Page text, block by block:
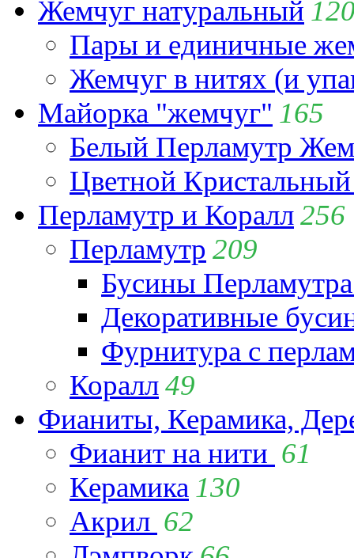
Жемчуг натуральный
Пары и единичные
Жемчуг в нитях (и
Майорка "жемчуг" 165
Белый Перламутр
Цветной
Перламутр и Коралл256
Перламутр 209
Бусины
Декоративные
Фурнитура с
Коралл49
Фианиты, Керамика,
Фианит на нити 61
Керамика 130
Акрил 62